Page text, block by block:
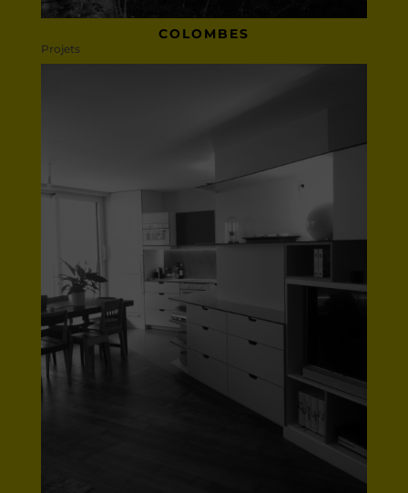
COLOMBES
Projets